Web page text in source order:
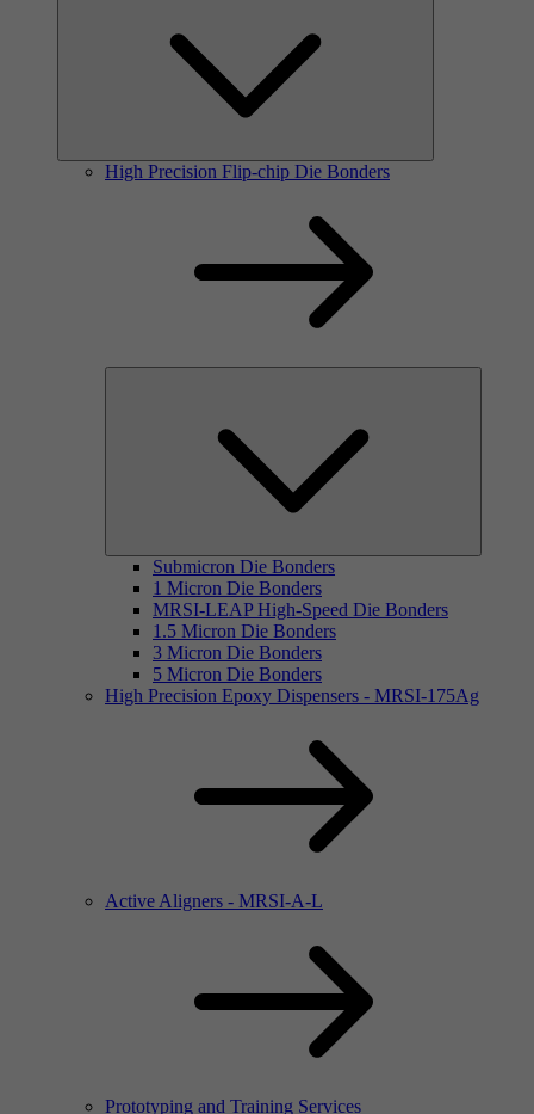
High Precision Flip-chip Die Bonders
Submicron Die Bonders
1 Micron Die Bonders
MRSI-LEAP High-Speed Die Bonders
1.5 Micron Die Bonders
3 Micron Die Bonders
5 Micron Die Bonders
High Precision Epoxy Dispensers - MRSI-175Ag
Active Aligners - MRSI-A-L
Prototyping and Training Services